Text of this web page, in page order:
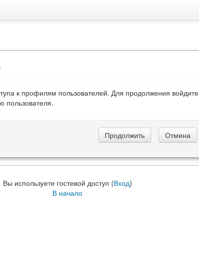
к профилям пользователей. Для продолжения войдите
пользователя.
Вы используете гостевой доступ (Вход)
В начало